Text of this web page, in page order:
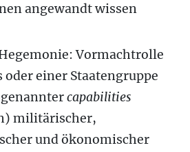
angewandt wissen
Vormachtrolle
oder einer Staatengruppe
capabilities
militärischer,
und ökonomischer